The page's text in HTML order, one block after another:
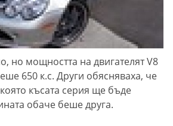
но мощността на двигателят V8
650 к.с. Други обясняваха, че
късата серия ще бъде
обаче беше друга.